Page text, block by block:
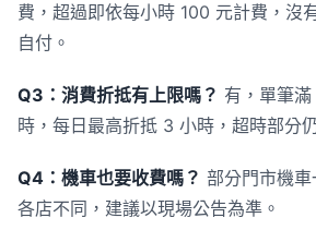
費，超過即依每小時 100 元計費，沒
自付。
Q3：消費折抵有上限嗎？ 有，單筆
時，每日最高折抵 3 小時，超時部分
Q4：機車也要收費嗎？ 部分門市機
各店不同，建議以現場公告為準。